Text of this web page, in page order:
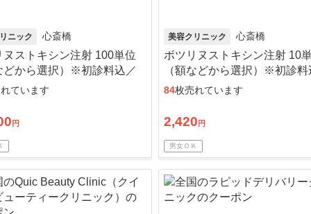
ニック 心斎橋
ヌストキシン注射 100単位
どから選択）※初診料込／
わず3枚購入可
ています
円
美容クリニック 心斎橋
ボツリヌストキシン注射 10
（額などから選択）※初診料
来院歴問わず4枚購入可
84枚売れています
2,420 円
男女ＯＫ